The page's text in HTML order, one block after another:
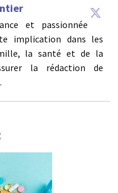
et passionnée
implication dans les
la santé et de la
la rédaction de